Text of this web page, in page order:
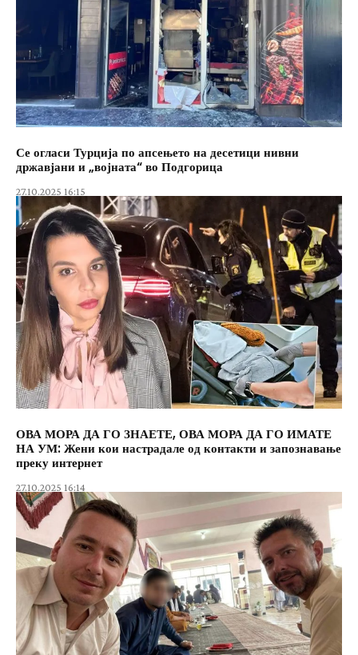
Се огласи Турција по апсењето на десетици нивни
државјани и „војната“ во Подгорица
27.10.2025 16:15
ОВА МОРА ДА ГО ЗНАЕТЕ, ОВА МОРА ДА ГО ИМАТЕ
НА УМ: Жени кои настрадале од контакти и запознавање
преку интернет
27.10.2025 16:14